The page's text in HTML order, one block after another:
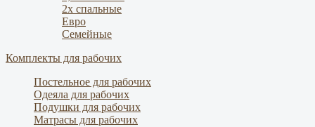
2х спальные
Евро
Семейные
Комплекты для рабочих
Постельное для рабочих
Одеяла для рабочих
Подушки для рабочих
Матрасы для рабочих